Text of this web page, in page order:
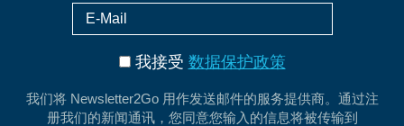
我接受 数据保护政策
我们将 Newsletter2Go 用作发送邮件的服务提供商。通过注
册我们的新闻通讯，您同意您输入的信息将被传输到